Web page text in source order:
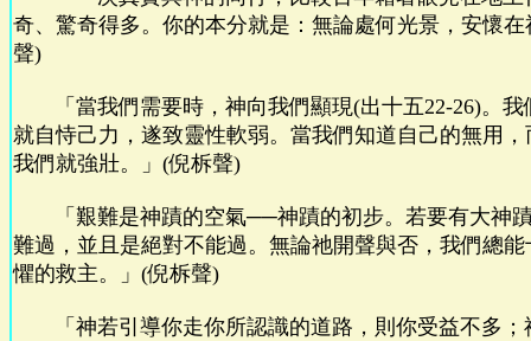
奇、驚奇得多。你的本分就是：無論處何光景，安懷
聲)
「當我們需要時，神向我們顯現(出十五22-26)。我
就自恃己力，遂致靈性軟弱。當我們知道自己的無用
我們就強壯。」(倪柝聲)
「艱難是神蹟的空氣──神蹟的初步。若要有大神
難過，並且是絕對不能過。無論祂開聲與否，我們總
懼的救主。」(倪柝聲)
「神若引導你走你所認識的道路，則你受益不多；